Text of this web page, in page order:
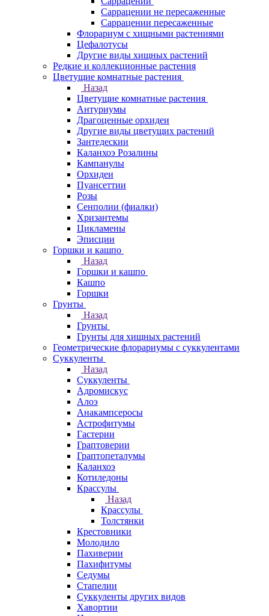
Саррацении не пересаженные
Саррацении пересаженные
Флорариум с хищными растениями
Цефалотусы
Другие виды хищных растений
Редкие и коллекционные растения
Цветущие комнатные растения
Назад
Цветущие комнатные растения
Антуриумы
Драгоценные орхидеи
Другие виды цветущих растений
Зантедескии
Каланхоэ Розалины
Кампанулы
Орхидеи
Пуансеттии
Розы
Сенполии (фиалки)
Хризантемы
Цикламены
Эписции
Горшки и кашпо
Назад
Горшки и кашпо
Кашпо
Горшки
Грунты
Назад
Грунты
Грунты для хищных растений
Геометрические флорариумы с суккулентами
Суккуленты
Назад
Суккуленты
Адромискус
Алоэ
Анакампсеросы
Астрофитумы
Гастерии
Граптоверии
Граптопеталумы
Каланхоэ
Котиледоны
Крассулы
Назад
Крассулы
Толстянки
Крестовники
Молодило
Пахиверии
Пахифитумы
Седумы
Стапелии
Суккуленты других видов
Хавортии